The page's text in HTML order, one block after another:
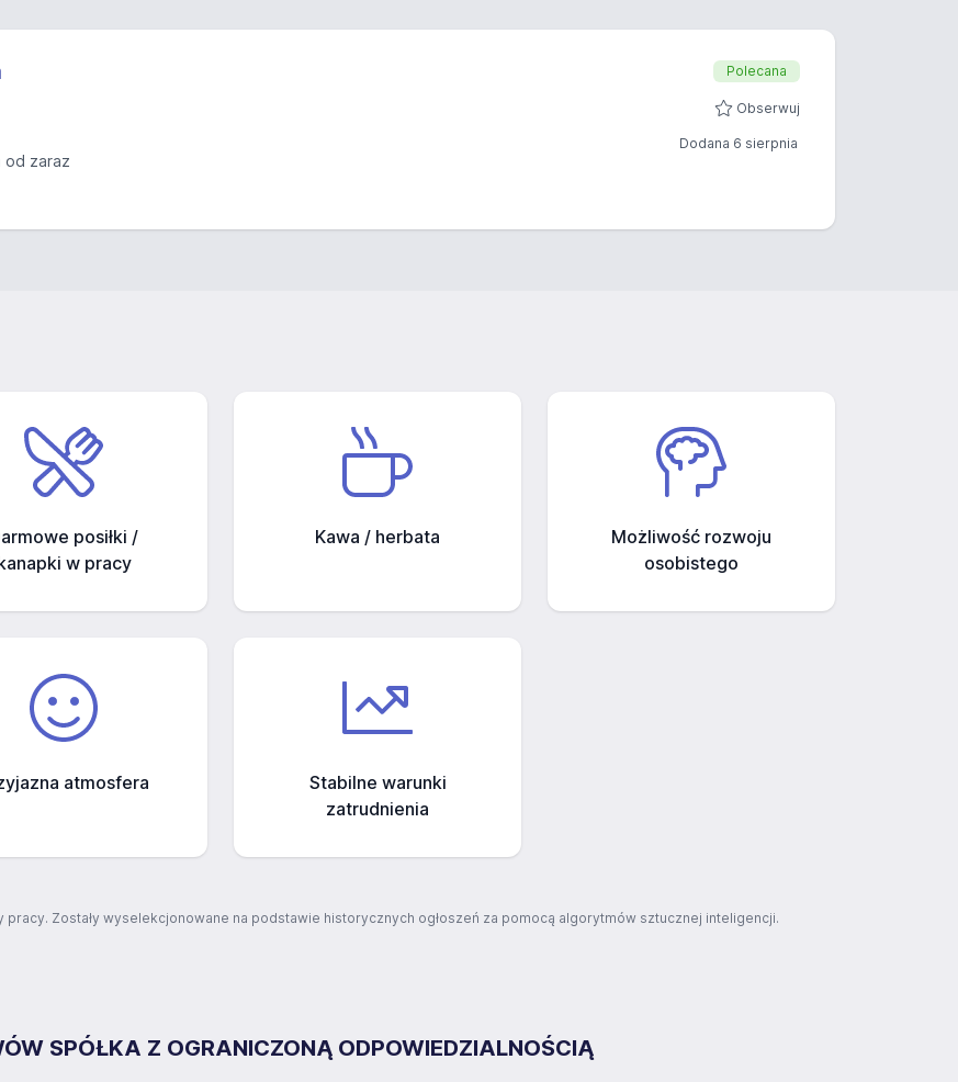
od zaraz
Polecana
Obserwuj
Dodana 6 sierpnia
posiłki /
w pracy
Kawa / herbata
Możliwość rozwoju
osobistego
atmosfera
Stabilne warunki
zatrudnienia
Zostały wyselekcjonowane na podstawie historycznych ogłoszeń za pomocą algorytmów sztucznej inteligencji.
SPÓŁKA Z OGRANICZONĄ ODPOWIEDZIALNOŚCIĄ